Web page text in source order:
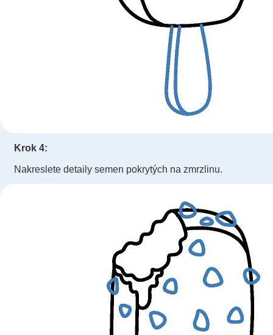
Krok 4:
Nakreslete detaily semen pokrytých na zmrzlinu.